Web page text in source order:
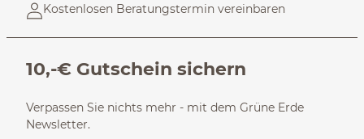
Kostenlosen Beratungstermin vereinbaren
10,-€ Gutschein sichern
Verpassen Sie nichts mehr - mit dem Grüne Erde
Newsletter.